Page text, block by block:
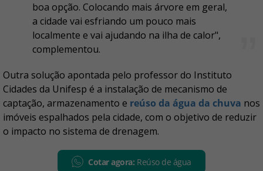
boa opção. Colocando mais árvore em geral,
a cidade vai esfriando um pouco mais
localmente e vai ajudando na ilha de calor",
complementou.
Outra solução apontada pelo professor do Instituto
Cidades da Unifesp é a instalação de mecanismo de
captação, armazenamento e reúso da água da chuva nos
imóveis espalhados pela cidade, com o objetivo de reduzir
o impacto no sistema de drenagem.